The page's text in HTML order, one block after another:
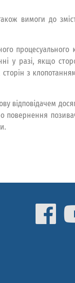
вимоги до
процесуального
у разі, якщо
з
відповідачем
повернення